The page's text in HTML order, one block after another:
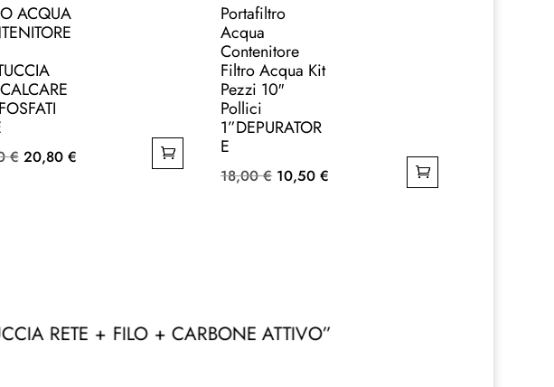
ACQUA
€ Il
20,80 €Il
Portafiltro
Acqua
Contenitore
Filtro Acqua Kit
Pezzi 10″
Pollici
1”DEPURATOR
E
18,00€ Il
10,50€
RETE + FILO + CARBONE ATTIVO”